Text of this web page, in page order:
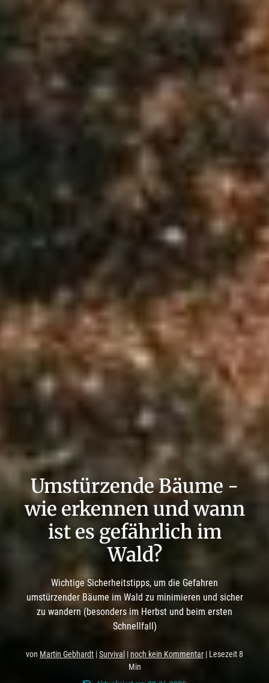
Umstürzende Bäume -
wie erkennen und wann
ist es gefährlich im
Wald?
Wichtige Sicherheitstipps, um die Gefahren
umstürzender Bäume im Wald zu minimieren und sicher
zu wandern (besonders im Herbst und beim ersten
Schnellfall)
von Martin Gebhardt |Survival | noch kein Kommentar | Lesezeit 8
Min